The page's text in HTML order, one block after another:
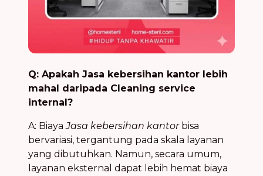
Q: Apakah Jasa kebersihan kantor lebih
mahal daripada Cleaning service
internal?
A: BiayaJasa kebersihan kantorbisa
bervariasi, tergantung pada skala layanan
yang dibutuhkan. Namun, secara umum,
layanan eksternal dapat lebih hemat biaya